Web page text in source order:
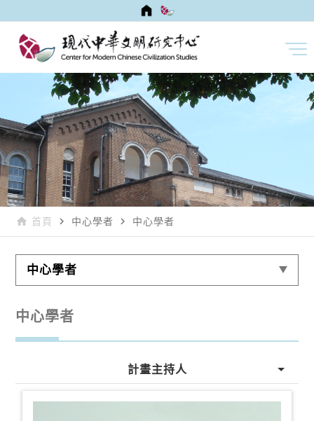
home 首頁 navigate_next 中心學者 navigate_next 中心學者
中心學者
中心學者
計畫主持人